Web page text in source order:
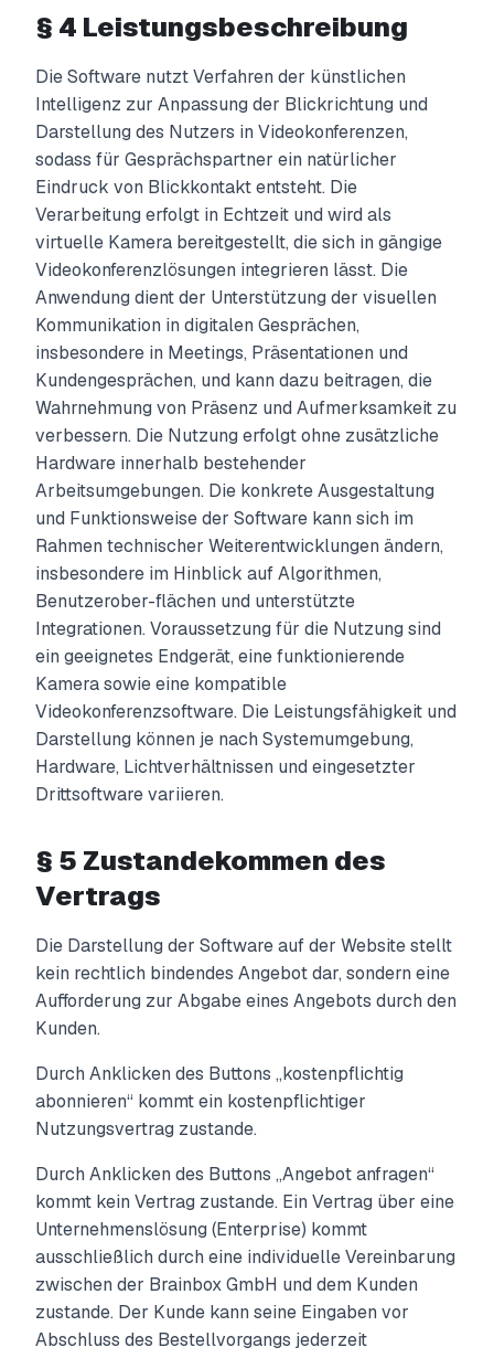
§ 4 Leistungsbeschreibung
Die Software nutzt Verfahren der künstlichen
Intelligenz zur Anpassung der Blickrichtung und
Darstellung des Nutzers in Videokonferenzen,
sodass für Gesprächspartner ein natürlicher
Eindruck von Blickkontakt entsteht. Die
Verarbeitung erfolgt in Echtzeit und wird als
virtuelle Kamera bereitgestellt, die sich in gängige
Videokonferenzlösungen integrieren lässt. Die
Anwendung dient der Unterstützung der visuellen
Kommunikation in digitalen Gesprächen,
insbesondere in Meetings, Präsentationen und
Kundengesprächen, und kann dazu beitragen, die
Wahrnehmung von Präsenz und Aufmerksamkeit zu
verbessern. Die Nutzung erfolgt ohne zusätzliche
Hardware innerhalb bestehender
Arbeitsumgebungen. Die konkrete Ausgestaltung
und Funktionsweise der Software kann sich im
Rahmen technischer Weiterentwicklungen ändern,
insbesondere im Hinblick auf Algorithmen,
Benutzerober-flächen und unterstützte
Integrationen. Voraussetzung für die Nutzung sind
ein geeignetes Endgerät, eine funktionierende
Kamera sowie eine kompatible
Videokonferenzsoftware. Die Leistungsfähigkeit und
Darstellung können je nach Systemumgebung,
Hardware, Lichtverhältnissen und eingesetzter
Drittsoftware variieren.
§ 5 Zustandekommen des
Vertrags
Die Darstellung der Software auf der Website stellt
kein rechtlich bindendes Angebot dar, sondern eine
Aufforderung zur Abgabe eines Angebots durch den
Kunden.
Durch Anklicken des Buttons „kostenpflichtig
abonnieren“ kommt ein kostenpflichtiger
Nutzungsvertrag zustande.
Durch Anklicken des Buttons „Angebot anfragen“
kommt kein Vertrag zustande. Ein Vertrag über eine
Unternehmenslösung (Enterprise) kommt
ausschließlich durch eine individuelle Vereinbarung
zwischen der Brainbox GmbH und dem Kunden
zustande. Der Kunde kann seine Eingaben vor
Abschluss des Bestellvorgangs jederzeit